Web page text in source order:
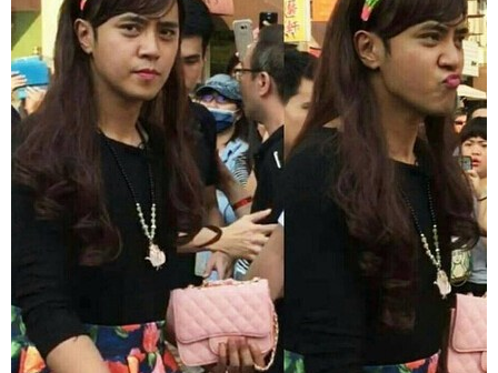
金融 公益 军事 无人机
富媒体 摄影 新华广播
新华电视中文 新华电视英文 返回PC